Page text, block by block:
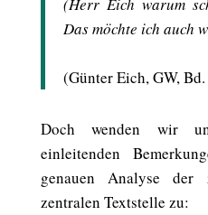
Das möchte ich auch
(Günter Eich, GW,
Doch wenden wir
einleitenden
genauen Analyse der
zentralen Textstelle zu: